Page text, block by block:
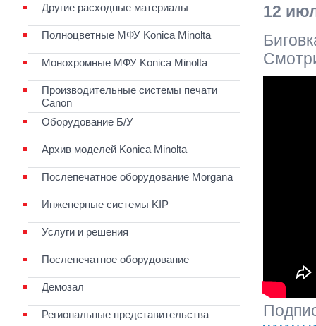
12
Другие расходные материалы
Полноцветные МФУ Konica Minolta
Монохромные МФУ Konica Minolta
Производительные системы печати
Canon
Оборудование Б/У
Архив моделей Konica Minolta
Послепечатное оборудование Morgana
Инженерные системы KIP
Услуги и решения
Послепечатное оборудование
Демозал
Региональные представительства